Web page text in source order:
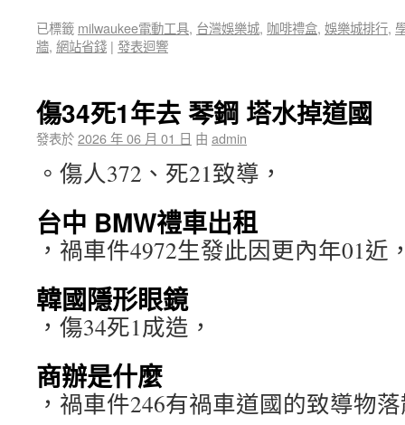
已標籤 milwaukee電動工具, 台灣娛樂城, 咖啡禮盒, 娛樂城排行,
牆, 網站省錢 | 發表迴響
傷34死1年去 琴鋼 塔水掉道國
發表於2026 年 06 月 01 日 由 admin
。傷人372、死21致導，
台中 BMW禮車出租
，禍車件4972生發此因更內年01近
韓國隱形眼鏡
，傷34死1成造，
商辦是什麼
，禍車件246有禍車道國的致導物